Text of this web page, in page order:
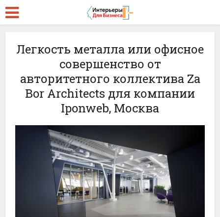
Легкость металла или офисное
совершенство от
авторитетного коллектива Za
Bor Architects для компании
Iponweb, Москва